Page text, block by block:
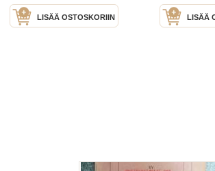
LISÄÄ OSTOSKORIIN LISÄÄ